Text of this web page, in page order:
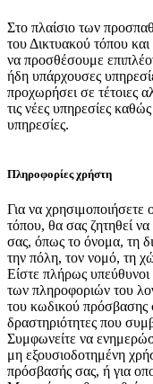
Στο πλαίσιο των
του Δικτυακού τόπου και
να προσθέσουμε
ήδη υπάρχουσες
προχωρήσει σε τέτοιες
τις νέες υπηρεσίες
υπηρεσίες.
Πληροφορίες χρήστη
Για να χρησιμοποιήσετε
τόπου, θα σας ζητηθεί
σας, όπως το όνομα, τη
την πόλη, τον νομό, τη
Είστε πλήρως υπεύθυνοι
των πληροφοριών του
του κωδικού πρόσβασης
δραστηριότητες που
Συμφωνείτε να
μη εξουσιοδοτημένη
πρόσβασής σας, ή για